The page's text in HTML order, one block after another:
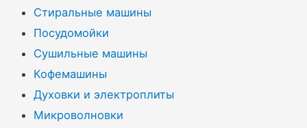
Стиральные машины
Посудомойки
Сушильные машины
Кофемашины
Духовки и электроплиты
Микроволновки